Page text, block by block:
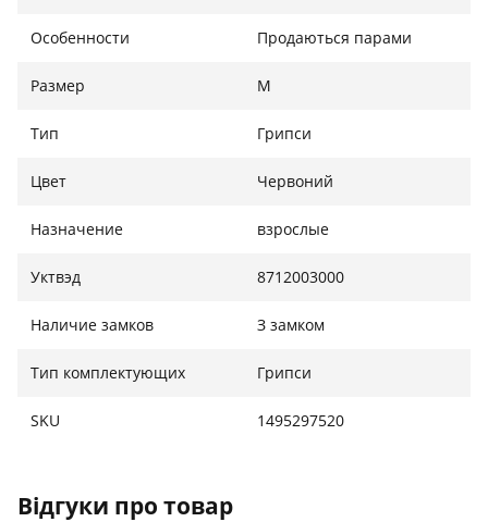
Особенности Продаються парами
Размер М
Тип Грипси
Цвет Червоний
Назначение взрослые
Уктвэд 8712003000
Наличие замков З замком
Тип комплектующих Грипси
SKU 1495297520
Відгуки про товар